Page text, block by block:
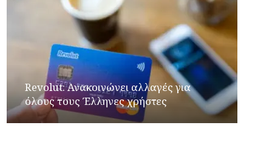
Revolut: Ανακοινώνει αλλαγές για
όλους τους Έλληνες χρήστες